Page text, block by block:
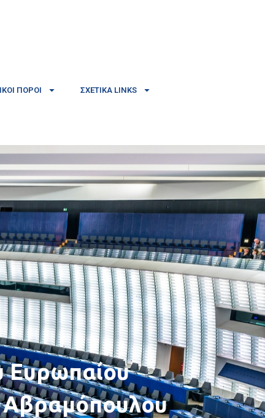
ΠΌΡΟΙ ΣΧΕΤΙΚΆ LINKS
Ευρωπαίου
Αβραμόπουλου